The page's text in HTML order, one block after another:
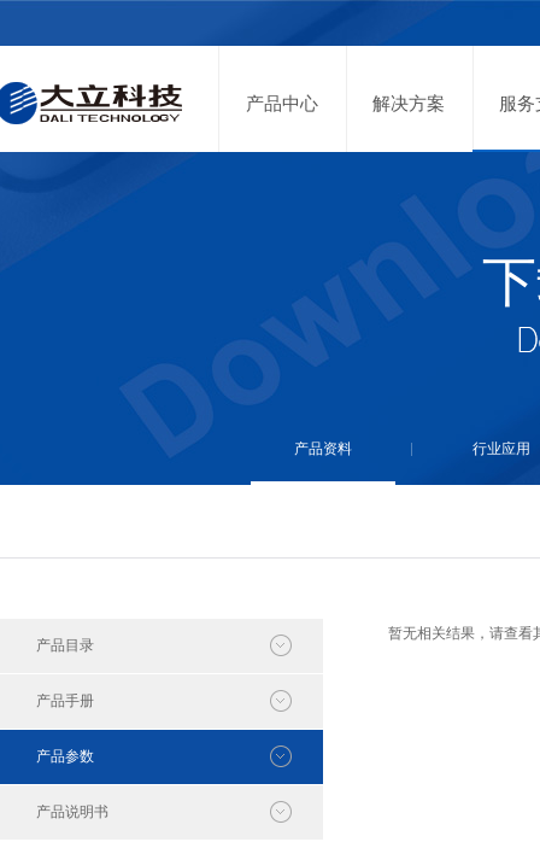
产品中心 解决方案 服
产品资料 行业应用
产品目录
产品手册
产品参数
产品说明书
暂无相关结果，请查看